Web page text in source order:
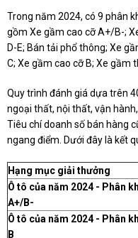
Trong năm 2024, có 9 phân
gồm Xe gầm cao cỡ A+/B-;
D-E; Bán tải phổ thông; Xe
C; Xe gầm cao cỡ B; Xe gầm
Quy trình đánh giá dựa trên
ngoại thất, nội thất, vận
Tiêu chí doanh số bán hàng
ngang điểm. Dưới đây là kết
Hạng mục giải thưởng
Ô tô của năm 2024 - Phân
A+/B-
Ô tô của năm 2024 - Phân
B